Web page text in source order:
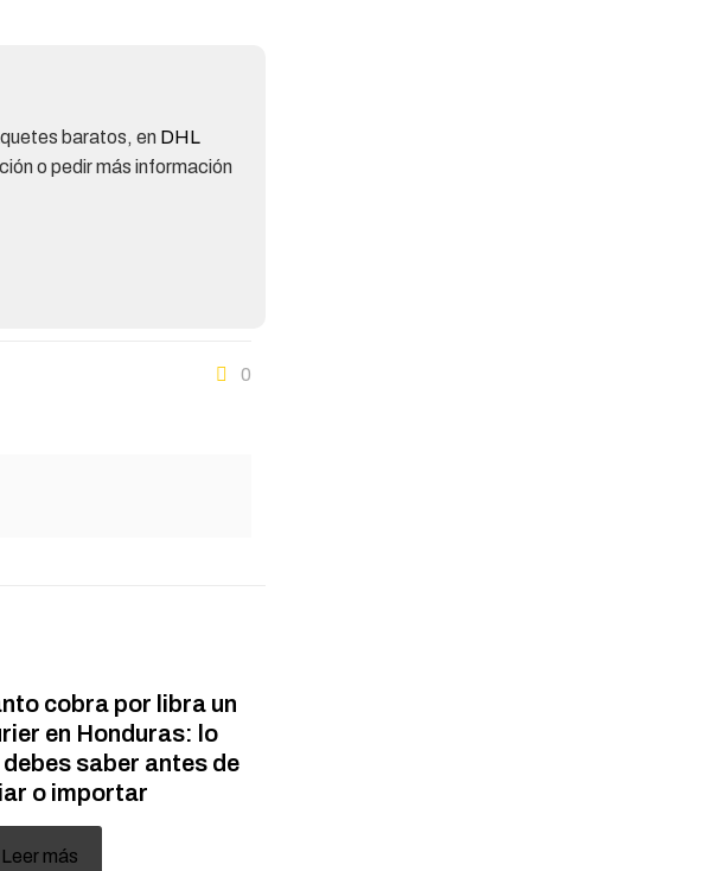
baratos, en DHL
o pedir más información
0
cobra por libra un
en Honduras: lo
debes saber antes de
o importar
Leer más